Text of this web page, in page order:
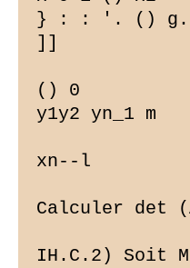
} : : '. ()
]]
() 0
y1y2 yn_1 m
xn--l
Calculer det
IH.C.2) Soit